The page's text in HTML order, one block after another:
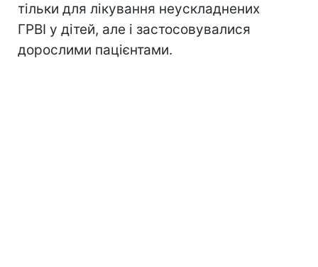
тільки для лікування неускладнених
ГРВІ у дітей, але і застосовувалися
дорослими пацієнтами.